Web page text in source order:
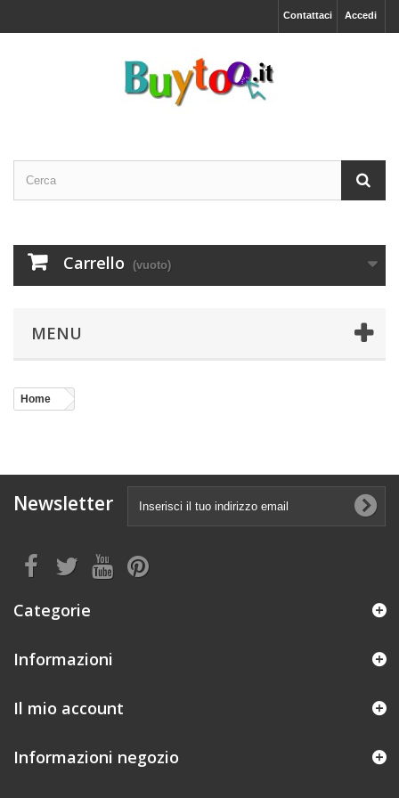
Accedi
Contattaci
Carrello (vuoto)
MENU
Home
Newsletter
Categorie
Informazioni
Il mio account
Informazioni negozio